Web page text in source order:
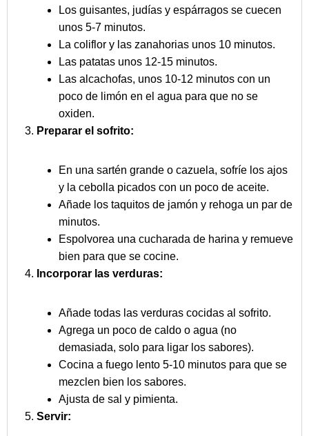
Los guisantes, judías y espárragos se cuecen
unos 5-7 minutos.
La coliflor y las zanahorias unos 10 minutos.
Las patatas unos 12-15 minutos.
Las alcachofas, unos 10-12 minutos con un
poco de limón en el agua para que no se
oxiden.
Preparar el sofrito:
En una sartén grande o cazuela, sofríe los ajos
y la cebolla picados con un poco de aceite.
Añade los taquitos de jamón y rehoga un par de
minutos.
Espolvorea una cucharada de harina y remueve
bien para que se cocine.
Incorporar las verduras:
Añade todas las verduras cocidas al sofrito.
Agrega un poco de caldo o agua (no
demasiada, solo para ligar los sabores).
Cocina a fuego lento 5-10 minutos para que se
mezclen bien los sabores.
Ajusta de sal y pimienta.
Servir: